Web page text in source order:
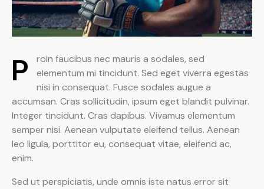
Proin faucibus nec mauris a sodales, sed
elementum mi tincidunt. Sed eget viverra egestas
nisi in consequat. Fusce sodales augue a
accumsan. Cras sollicitudin, ipsum eget blandit pulvinar.
Integer tincidunt. Cras dapibus. Vivamus elementum
semper nisi. Aenean vulputate eleifend tellus. Aenean
leo ligula, porttitor eu, consequat vitae, eleifend ac,
enim.
Sed ut perspiciatis, unde omnis iste natus error sit